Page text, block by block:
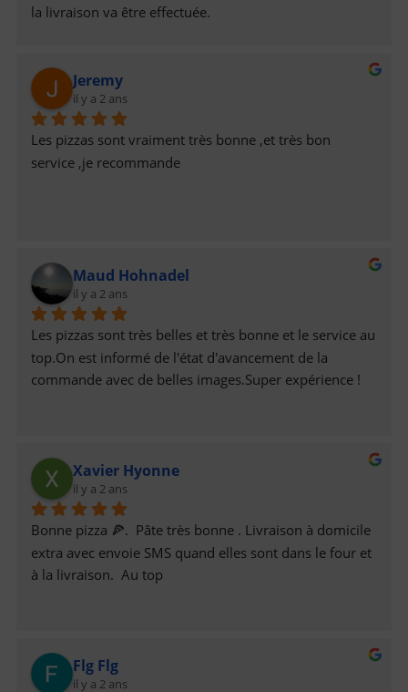
la livraison va être effectuée.
Jeremy
il y a 2 ans
Les pizzas sont vraiment très bonne ,et très bon
service ,je recommande
Maud Hohnadel
il y a 2 ans
Les pizzas sont très belles et très bonne et le service au
top.On est informé de l'état d'avancement de la
commande avec de belles images.Super expérience !
Xavier Hyonne
il y a 2 ans
Bonne pizza 🍕.  Pâte très bonne . Livraison à domicile
extra avec envoie SMS quand elles sont dans le four et
à la livraison.  Au top
Flg Flg
il y a 2 ans